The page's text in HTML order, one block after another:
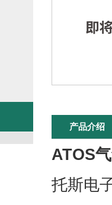
产品介绍
ATOS
托斯电